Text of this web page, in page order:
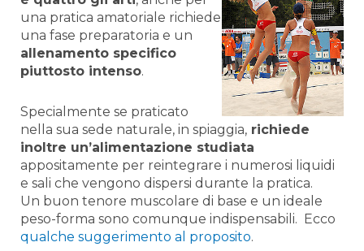
una pratica amatoriale richiede
una fase preparatoria e un
allenamento specifico
piuttosto intenso.
Specialmente se praticato
nella sua sede naturale, in spiaggia, richiede
inoltre un’alimentazione studiata
appositamente per reintegrare i numerosi liquidi
e sali che vengono dispersi durante la pratica.
Un buon tenore muscolare di base e un ideale
peso-forma sono comunque indispensabili. Ecco
qualche suggerimento al proposito.